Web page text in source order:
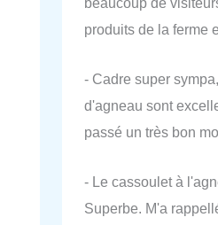
produits de la ferme
- Cadre super
d'agneau sont
passé un très bon
- Le cassoulet à
Superbe. M'a